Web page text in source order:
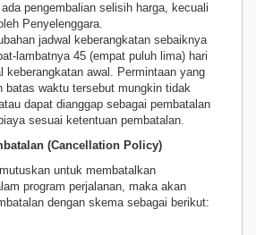
pengembalian selisih harga, kecuali
Penyelenggara.
jadwal keberangkatan sebaiknya
lambatnya 45 (empat puluh lima) hari
keberangkatan awal. Permintaan yang
batas waktu tersebut mungkin tidak
dapat dianggap sebagai pembatalan
sesuai ketentuan pembatalan.
(Cancellation Policy)
untuk membatalkan
program perjalanan, maka akan
dengan skema sebagai berikut: